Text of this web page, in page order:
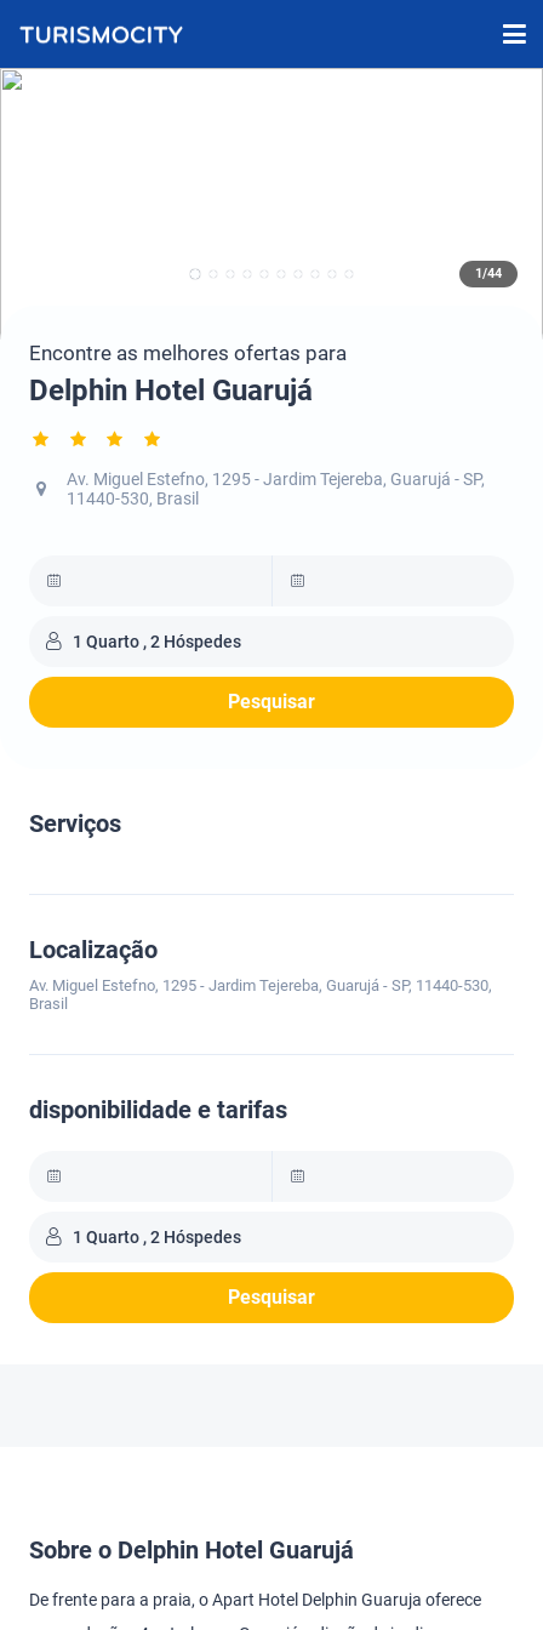
1/44
Encontre as melhores ofertas para
Delphin Hotel Guarujá
Av. Miguel Estefno, 1295 - Jardim Tejereba, Guarujá - SP,
11440-530, Brasil
1 Quarto , 2 Hóspedes
Pesquisar
Serviços
Localização
Av. Miguel Estefno, 1295 - Jardim Tejereba, Guarujá - SP, 11440-530,
Brasil
disponibilidade e tarifas
1 Quarto , 2 Hóspedes
Pesquisar
Sobre o Delphin Hotel Guarujá
De frente para a praia, o Apart Hotel Delphin Guaruja oferece